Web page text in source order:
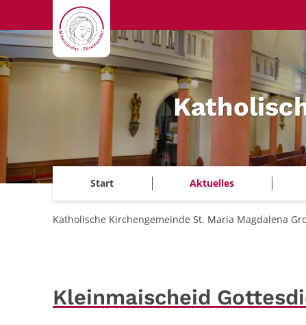
Zum Inhalt springen
Start Aktuelles
Katholische Kirchengemeinde St. Maria Magdalena
Kleinmaischeid